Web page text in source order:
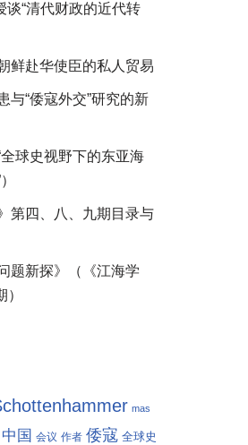
谈“清代财政的近代转
鲜赴华使臣的私人贸易
与“倭寇外交”研究的新
球史视野下的东亚海
第四、八、九期目录与
题新探》（《江海学
mas
中国 会议 作者 倭寇 全球史